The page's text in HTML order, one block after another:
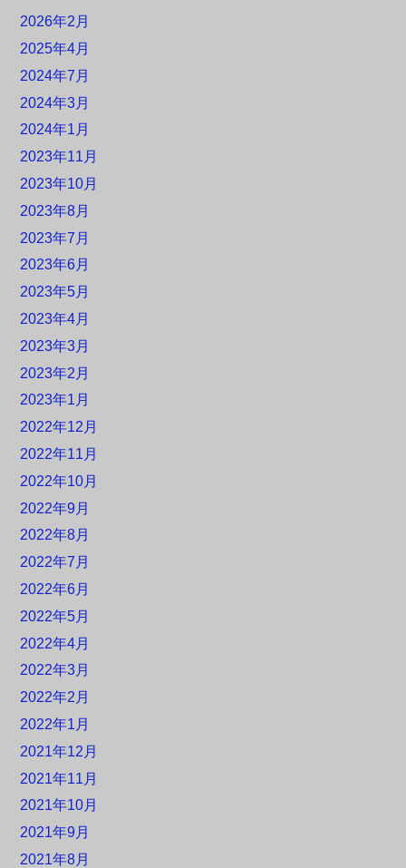
2026年2月
2025年4月
2024年7月
2024年3月
2024年1月
2023年11月
2023年10月
2023年8月
2023年7月
2023年6月
2023年5月
2023年4月
2023年3月
2023年2月
2023年1月
2022年12月
2022年11月
2022年10月
2022年9月
2022年8月
2022年7月
2022年6月
2022年5月
2022年4月
2022年3月
2022年2月
2022年1月
2021年12月
2021年11月
2021年10月
2021年9月
2021年8月